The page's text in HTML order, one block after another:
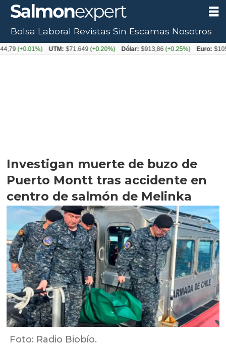
Investigan muerte de buzo de
Puerto Montt tras accidente en
centro de salmón de Melinka
Foto: Radio Biobío.
Bolsa Laboral Revistas Sin Escamas Nosotros
UTM: $71.649(+0.20%) Dólar: $913,86(+0.25%) Euro: $1053,08(-